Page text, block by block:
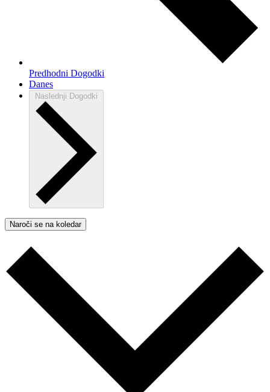
Predhodni Dogodki
Danes
Naslednji Dogodki
Naroči se na koledar